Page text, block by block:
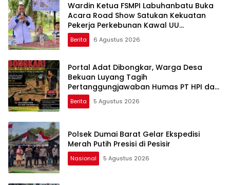
Wardin Ketua FSMPI Labuhanbatu Buka
Acara Road Show Satukan Kekuatan
Pekerja Perkebunan Kawal UU
Ketenagakerjaan Baru
Berita 6 Agustus 2026
Portal Adat Dibongkar, Warga Desa
Bekuan Luyang Tagih
Pertanggungjawaban Humas PT HPI dan
Kepala Desa yang Diduga Terlibat
Berita 5 Agustus 2026
Polsek Dumai Barat Gelar Ekspedisi
Merah Putih Presisi di Pesisir
Nasional 5 Agustus 2026